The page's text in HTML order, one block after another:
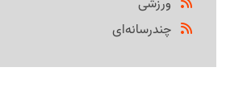
چندرسانه‌ای